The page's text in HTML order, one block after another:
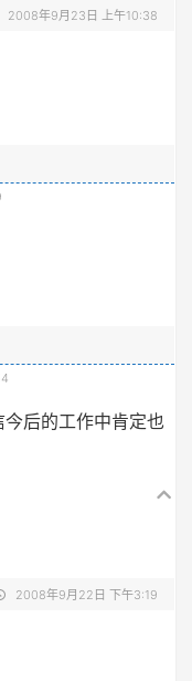
2008年9月23日 上午10:38
后的工作中肯定也
2008年9月22日 下午3:19